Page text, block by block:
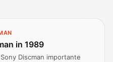
in 1989
Discman importante